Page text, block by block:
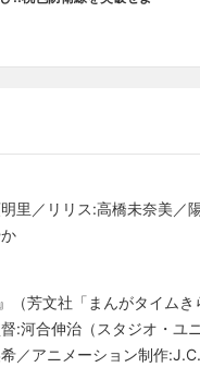
里／リリス:高橋未奈美
（芳文社「まんがタイム
:河合伸治（スタジオ・ユ
／アニメーション制作